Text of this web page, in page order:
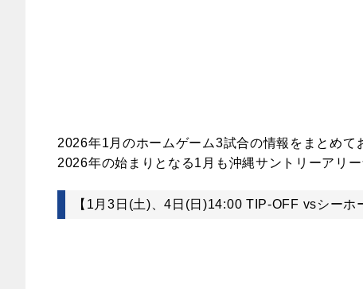
2026年1月のホームゲーム3試合の情報をまとめて
2026年の始まりとなる1月も沖縄サントリーアリ
【1月3日(土)、4日(日)14:00 TIP-OFF vsシーホ